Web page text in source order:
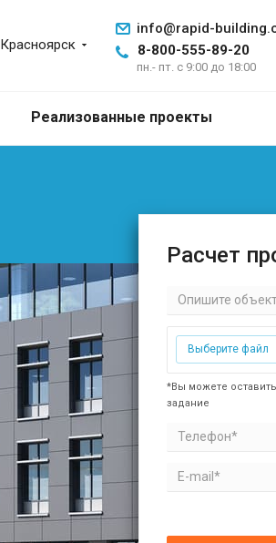
Красноярск
info@rapid-
8-800-555-89-20
пн.- пт. с 9:00 до 18:00
Реализованные проекты
Расчет
Выберите файл
*Вы можете
задание